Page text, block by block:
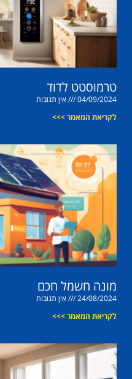
טרמוסטט לדוד
04/09/2024
אין תגובות
לקריאת המאמר >>>
מונה חשמל חכם
24/08/2024
אין תגובות
לקריאת המאמר >>>